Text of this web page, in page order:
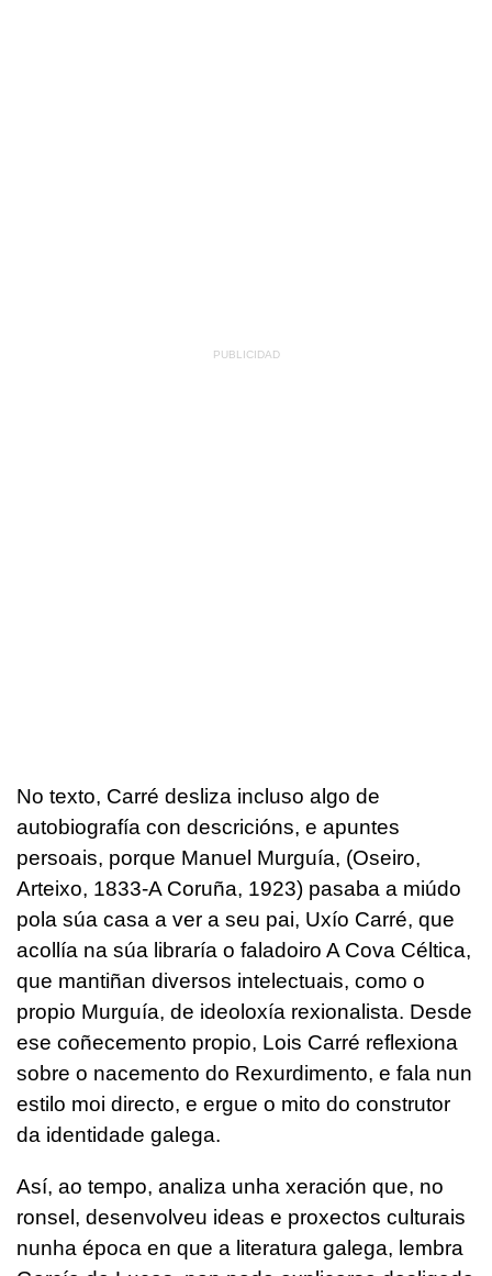
No texto, Carré desliza incluso algo de
autobiografía con descricións, e apuntes
persoais, porque Manuel Murguía, (Oseiro,
Arteixo, 1833-A Coruña, 1923) pasaba a miúdo
pola súa casa a ver a seu pai, Uxío Carré, que
acollía na súa libraría o faladoiro A Cova Céltica,
que mantiñan diversos intelectuais, como o
propio Murguía, de ideoloxía rexionalista. Desde
ese coñecemento propio, Lois Carré reflexiona
sobre o nacemento do Rexurdimento, e fala nun
estilo moi directo, e ergue o mito do construtor
da identidade galega.
Así, ao tempo, analiza unha xeración que, no
ronsel, desenvolveu ideas e proxectos culturais
nunha época en que a literatura galega, lembra